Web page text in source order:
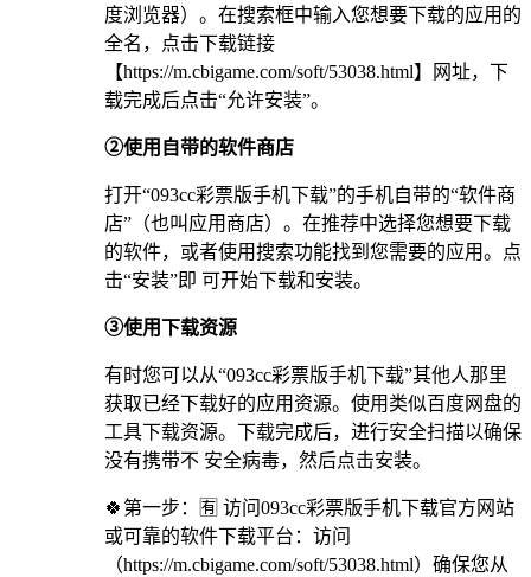
度浏览器）。在搜索框中输入您想要下载的应用的
全名，点击下载链接
【https://m.cbigame.com/soft/53038.html】网址，下
载完成后点击“允许安装”。
②使用自带的软件商店
打开“093cc彩票版手机下载”的手机自带的“软件商
店”（也叫应用商店）。在推荐中选择您想要下载
的软件，或者使用搜索功能找到您需要的应用。点
击“安装”即 可开始下载和安装。
③使用下载资源
有时您可以从“093cc彩票版手机下载”其他人那里
获取已经下载好的应用资源。使用类似百度网盘的
工具下载资源。下载完成后，进行安全扫描以确保
没有携带不 安全病毒，然后点击安装。
🍀第一步：🈶 访问093cc彩票版手机下载官方网站
或可靠的软件下载平台：访问
（https://m.cbigame.com/soft/53038.html）确保您从